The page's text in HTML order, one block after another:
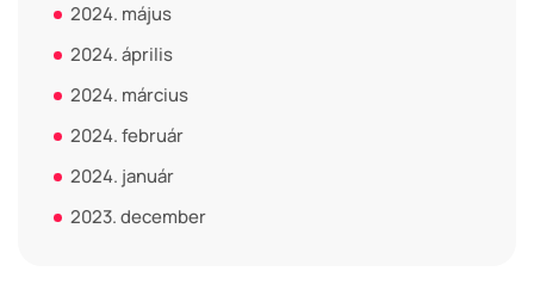
2024. május
2024. április
2024. március
2024. február
2024. január
2023. december